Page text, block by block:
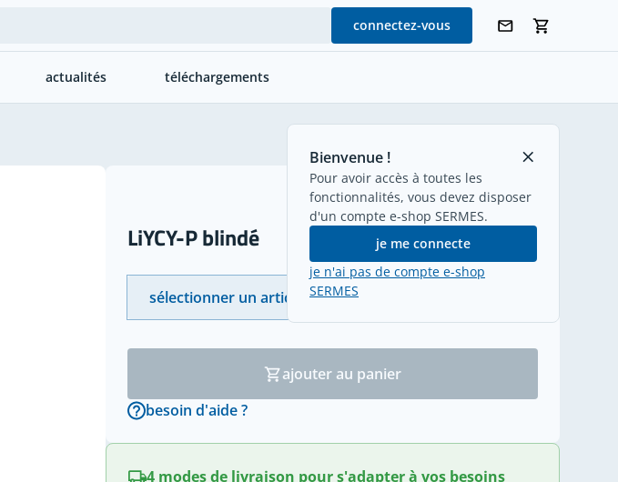
connectez-vous
Bienvenue !
Pour avoir accès à toutes les
fonctionnalités, vous devez disposer
d'un compte e-shop SERMES.
je me connecte
je n'ai pas de compte e-shop
SERMES
actualités téléchargements
retour
LiYCY-P blindé
sélectionner un article
ajouter au panier
besoin d'aide ?
4 modes de livraison pour s'adapter à vos besoins